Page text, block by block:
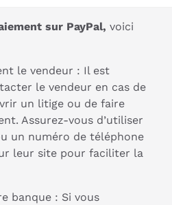
sur PayPal, voici
le vendeur : Il est
le vendeur en cas de
un litige ou de faire
Assurez-vous d’utiliser
un numéro de téléphone
leur site pour faciliter la
banque : Si vous